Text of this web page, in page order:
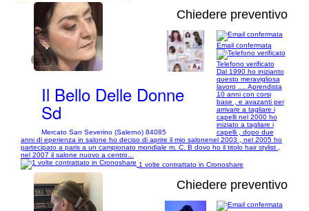
1/8
Chiedere preventivo
Il Bello Delle Donne
Sd
Mercato San Severino (Salerno) 84085
Email confermata
Telefono verificato
Dal 1990 ho inizianto
questo meravigliosa
lavoro .... Aprendista
10 anni con corsi
base , e avazanti per
arrivare a tagliare i
capelli nel 2000 ho
iniziato a tagliare i
capelli , dopo due
anni di eperienza in salone ho deciso di aprire il mio salonenel 2003 , nel 2005 ho
partecipato a paris a un campionato mondiale m. C. B dovo ho il titolo hair stylist ,
nel 2007 il salone nuovo a centro...
1 volte contrattato in Cronoshare
Chiedere preventivo